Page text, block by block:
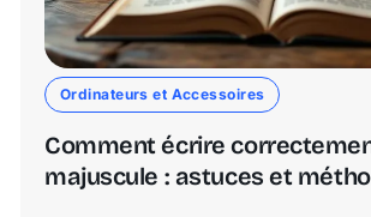
Ordinateurs et Accessoires
Comment écrire
majuscule : astuces et